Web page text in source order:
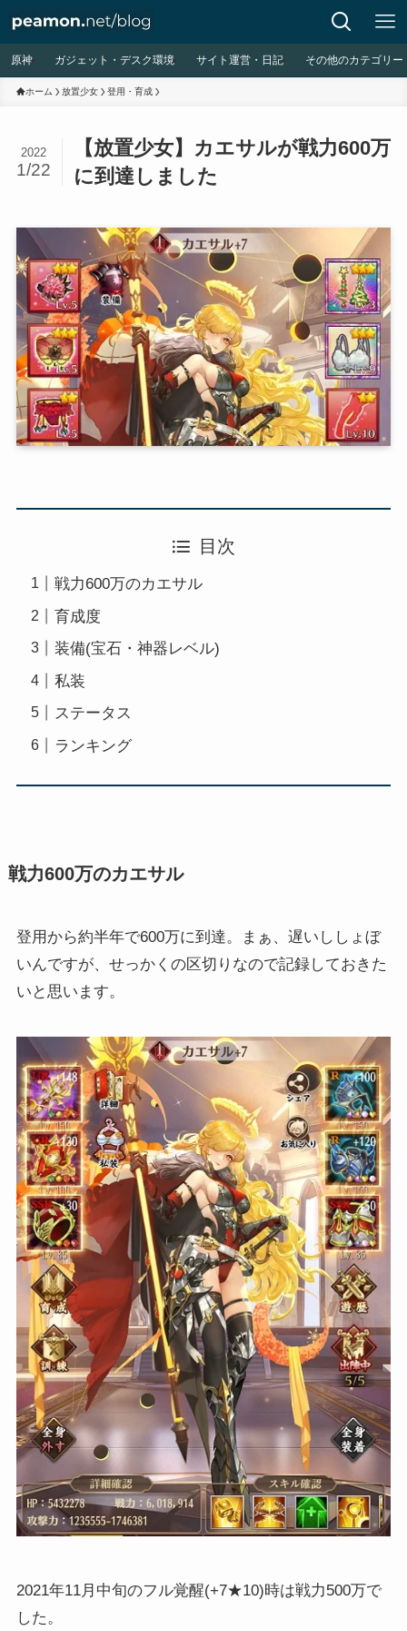
原神 ガジェット・デスク環境 サイト運営・日記 その他のカテゴリー
ホーム 放置少女 登用・育成
【放置少女】カエサルが戦力600万
に到達しました
2022
1/22
目次
戦力600万のカエサル
育成度
装備(宝石・神器レベル)
私装
ステータス
ランキング
戦力600万のカエサル
登用から約半年で600万に到達。まぁ、遅いししょぼ
いんですが、せっかくの区切りなので記録しておきた
いと思います。
2021年11月中旬のフル覚醒(+7★10)時は戦力500万で
した。